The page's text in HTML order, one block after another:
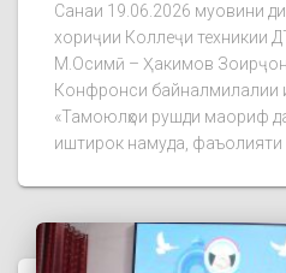
Санаи 19.06.2026 муовини
хориҷии Коллеҷи техникии
М.Осимӣ – Ҳакимов
Конфронси байналмилалии
«Тамоюлҳои рушди маориф
иштирок намуда,